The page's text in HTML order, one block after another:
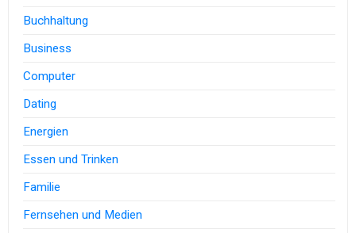
Buchhaltung
Business
Computer
Dating
Energien
Essen und Trinken
Familie
Fernsehen und Medien